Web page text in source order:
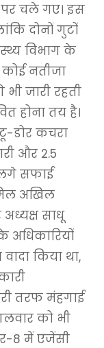
चले गए। इस
दोनों गुटों
विभाग के
नतीजा
जारी रहती
होना तय है।
डोर कचरा
और 2.5
सफाई
अखिल
साधू
अधिकारियों
किया था,
तरफ मंहगाई
को भी
8 में एजेंसी